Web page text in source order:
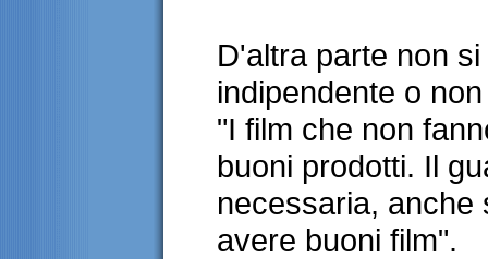
D'altra parte non
indipendente o
"I film che non
buoni prodotti. Il
necessaria, anche
avere buoni film".